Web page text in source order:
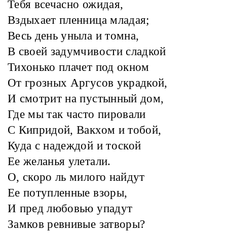
Тебя всечасно ожидая,
Вздыхает пленница младая;
Весь день уныла и томна,
В своей задумчивости сладкой
Тихонько плачет под окном
От грозных Аргусов украдкой,
И смотрит на пустынный дом,
Где мы так часто пировали
С Кипридой, Вакхом и тобой,
Куда с надеждой и тоской
Ее желанья улетали.
О, скоро ль милого найдут
Ее потупленные взоры,
И пред любовью упадут
Замков ревнивые затворы?